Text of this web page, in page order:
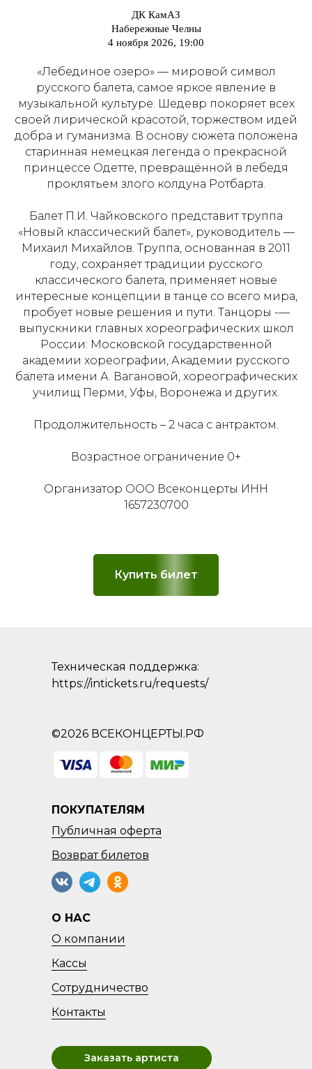
ДК КамАЗ
Набережные Челны
4 ноября 2026, 19:00
«Лебединое озеро» — мировой символ
русского балета, самое яркое явление в
музыкальной культуре. Шедевр покоряет всех
своей лирической красотой, торжеством идей
добра и гуманизма. В основу сюжета положена
старинная немецкая легенда о прекрасной
принцессе Одетте, превращённой в лебедя
проклятьем злого колдуна Ротбарта.
Балет П.И. Чайковского представит труппа
«Новый классический балет», руководитель —
Михаил Михайлов. Труппа, основанная в 2011
году, сохраняет традиции русского
классического балета, применяет новые
интересные концепции в танце со всего мира,
пробует новые решения и пути. Танцоры -—
выпускники главных хореографических школ
России: Московской государственной
академии хореографии, Академии русского
балета имени А. Вагановой, хореографических
училищ Перми, Уфы, Воронежа и других.
Продолжительность – 2 часа с антрактом.
Возрастное ограничение 0+
Организатор ООО Всеконцерты ИНН
1657230700
Купить билет
Техническая поддержка:
https://intickets.ru/requests/
©2026 ВСЕКОНЦЕРТЫ.РФ
ПОКУПАТЕЛЯМ
Публичная оферта
О НАС
О компании
Кассы
Сотрудничество
Контакты
Заказать артиста
Возвратбилетов